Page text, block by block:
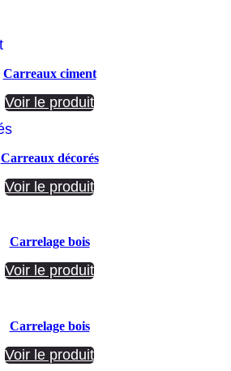
Carreaux ciment
Voir le produit
Carreaux décorés
Voir le produit
Carrelage bois
Voir le produit
Carrelage bois
Voir le produit